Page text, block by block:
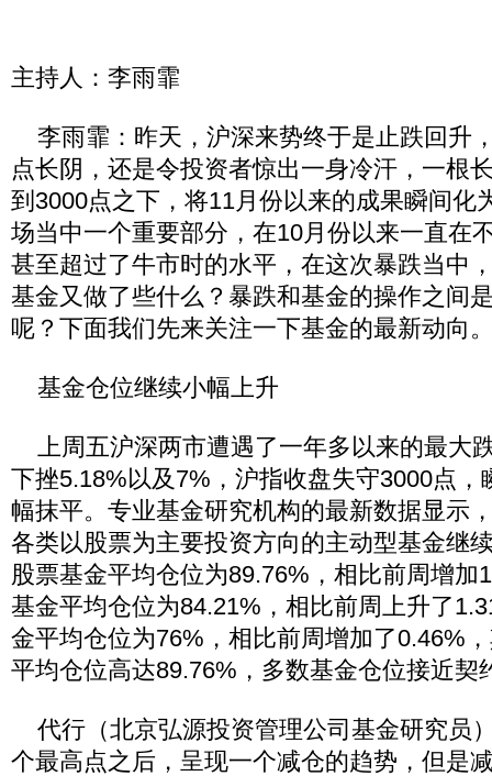
主持人：李雨霏
李雨霏：昨天，沪深来势终于是止跌回升
点长阴，还是令投资者惊出一身冷汗，一根
到3000点之下，将11月份以来的成果瞬间化
场当中一个重要部分，在10月份以来一直在
甚至超过了牛市时的水平，在这次暴跌当中
基金又做了些什么？暴跌和基金的操作之间
呢？下面我们先来关注一下基金的最新动向
基金仓位继续小幅上升
上周五沪深两市遭遇了一年多以来的最大
下挫5.18%以及7%，沪指收盘失守3000点，
幅抹平。专业基金研究机构的最新数据显示
各类以股票为主要投资方向的主动型基金继
股票基金平均仓位为89.76%，相比前周增加
基金平均仓位为84.21%，相比前周上升了
金平均仓位为76%，相比前周增加了0.46%
平均仓位高达89.76%，多数基金仓位接近契
代行（北京弘源投资管理公司基金研究员
个最高点之后，呈现一个减仓的趋势，但是